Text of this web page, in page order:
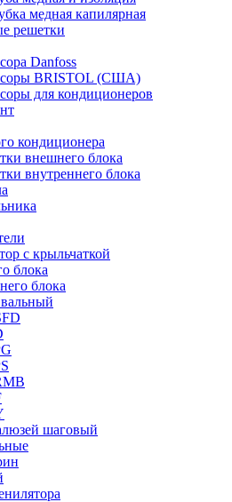
медная капилярная
решетки
Danfoss
BRISTOL (США)
для кондиционеров
кондиционера
внешнего блока
внутреннего блока
с крыльчаткой
блока
блока
шаговый